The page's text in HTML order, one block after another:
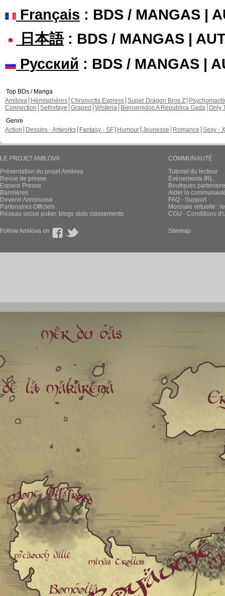
Français : BDS / MANGAS |
日本語: BDS / MANGAS |
Русский : BDS / MANGAS |
Top BDs / Manga
Amilova
Hémisphères Chronoctis Express Super Dragon Bros Z
Connection Sethxfaye Graped Wisteria Bienvenidos A República Gada Only
Genre
Action
Dessins - Artworks Fantasy - SF Humour Jeunesse Romance Sexy -
LE PROJET AMILOVA
Présentation du projet Amilova
Revue de presse
Espace Presse
Bannières
Devenir Annonceur
Partenaires Officiels
Réseau social poker, blogs stats classements
COMMUNAUTÉ
Tutoriel du lecteur
Évènements IRL
Boutiques
Aider la
FAQ - Support
Monnaie virtuelle :
CGU - Conditions
Follow Amilova on Sitemap